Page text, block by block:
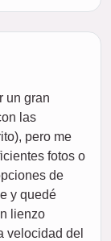
un gran
las
pero me
fotos o
de
y quedé
lienzo
velocidad del